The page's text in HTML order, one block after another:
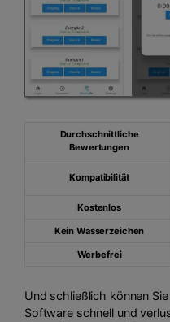
Durchschnittliche
Bewertungen
Kompatibilität
Kostenlos
Kein Wasserzeichen
Werbefrei
Und schließlich können
Software schnell und